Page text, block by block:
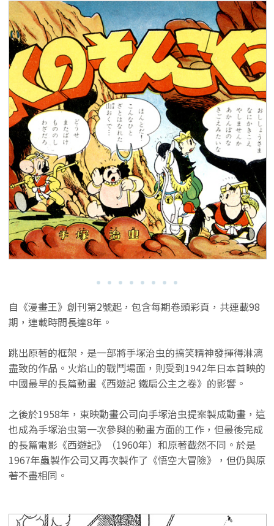
自《漫畫王》創刊第2號起，包含每期卷頭彩頁，共連載98
期，連載時間長達8年。
跳出原著的框架，是一部將手塚治虫的搞笑精神發揮得淋漓
盡致的作品。火焰山的戰鬥場面，則受到1942年日本首映的
中國最早的長篇動畫《西遊記 鐵扇公主之卷》的影響。
之後於1958年，東映動畫公司向手塚治虫提案製成動畫，這
也成為手塚治虫第一次參與的動畫方面的工作，但最後完成
的長篇電影《西遊記》（1960年）和原著截然不同。於是
1967年蟲製作公司又再次製作了《悟空大冒險》，但仍與原
著不盡相同。